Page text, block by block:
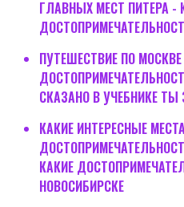
ГЛАВНЫХ МЕСТ ПИТЕРА -
ПУТЕШЕСТВИЕ ПО
СКАЗАНО В УЧЕБНИКЕ
КАКИЕ ИНТЕРЕСНЫЕ
КАКИЕ
НОВОСИБИРСКЕ